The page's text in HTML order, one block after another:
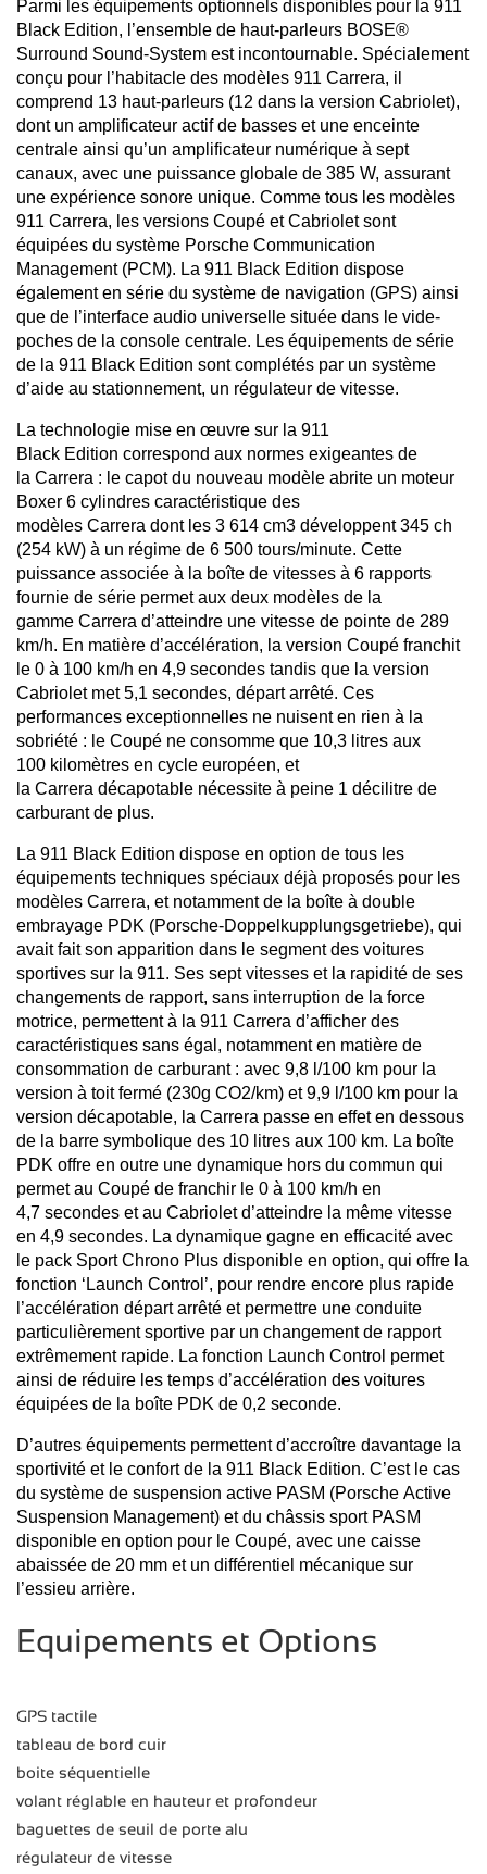
Parmi les équipements optionnels disponibles pour la 911
Black Edition, l’ensemble de haut-parleurs BOSE®
Surround Sound-System est incontournable. Spécialement
conçu pour l’habitacle des modèles 911 Carrera, il
comprend 13 haut-parleurs (12 dans la version Cabriolet),
dont un amplificateur actif de basses et une enceinte
centrale ainsi qu’un amplificateur numérique à sept
canaux, avec une puissance globale de 385 W, assurant
une expérience sonore unique. Comme tous les modèles
911 Carrera, les versions Coupé et Cabriolet sont
équipées du système Porsche Communication
Management (PCM). La 911 Black Edition dispose
également en série du système de navigation (GPS) ainsi
que de l’interface audio universelle située dans le vide-
poches de la console centrale. Les équipements de série
de la 911 Black Edition sont complétés par un système
d’aide au stationnement, un régulateur de vitesse.
La technologie mise en œuvre sur la 911
Black Edition correspond aux normes exigeantes de
la Carrera : le capot du nouveau modèle abrite un moteur
Boxer 6 cylindres caractéristique des
modèles Carrera dont les 3 614 cm3 développent 345 ch
(254 kW) à un régime de 6 500 tours/minute. Cette
puissance associée à la boîte de vitesses à 6 rapports
fournie de série permet aux deux modèles de la
gamme Carrera d’atteindre une vitesse de pointe de 289
km/h. En matière d’accélération, la version Coupé franchit
le 0 à 100 km/h en 4,9 secondes tandis que la version
Cabriolet met 5,1 secondes, départ arrêté. Ces
performances exceptionnelles ne nuisent en rien à la
sobriété : le Coupé ne consomme que 10,3 litres aux
100 kilomètres en cycle européen, et
la Carrera décapotable nécessite à peine 1 décilitre de
carburant de plus.
La 911 Black Edition dispose en option de tous les
équipements techniques spéciaux déjà proposés pour les
modèles Carrera, et notamment de la boîte à double
embrayage PDK (Porsche-Doppelkupplungsgetriebe), qui
avait fait son apparition dans le segment des voitures
sportives sur la 911. Ses sept vitesses et la rapidité de ses
changements de rapport, sans interruption de la force
motrice, permettent à la 911 Carrera d’afficher des
caractéristiques sans égal, notamment en matière de
consommation de carburant : avec 9,8 l/100 km pour la
version à toit fermé (230g CO2/km) et 9,9 l/100 km pour la
version décapotable, la Carrera passe en effet en dessous
de la barre symbolique des 10 litres aux 100 km. La boîte
PDK offre en outre une dynamique hors du commun qui
permet au Coupé de franchir le 0 à 100 km/h en
4,7 secondes et au Cabriolet d’atteindre la même vitesse
en 4,9 secondes. La dynamique gagne en efficacité avec
le pack Sport Chrono Plus disponible en option, qui offre la
fonction ‘Launch Control’, pour rendre encore plus rapide
l’accélération départ arrêté et permettre une conduite
particulièrement sportive par un changement de rapport
extrêmement rapide. La fonction Launch Control permet
ainsi de réduire les temps d’accélération des voitures
équipées de la boîte PDK de 0,2 seconde.
D’autres équipements permettent d’accroître davantage la
sportivité et le confort de la 911 Black Edition. C’est le cas
du système de suspension active PASM (Porsche Active
Suspension Management) et du châssis sport PASM
disponible en option pour le Coupé, avec une caisse
abaissée de 20 mm et un différentiel mécanique sur
l’essieu arrière.
Equipements et Options
GPS tactile
tableau de bord cuir
boite séquentielle
volant réglable en hauteur et profondeur
baguettes de seuil de porte alu
régulateur de vitesse